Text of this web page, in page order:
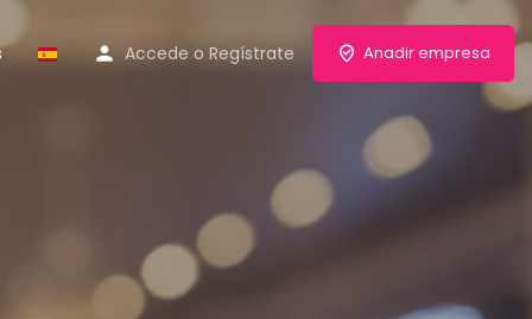
Accede o Regístrate Anadir empresa